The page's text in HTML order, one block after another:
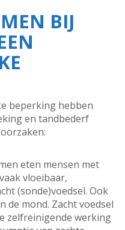
BIJ
beperking hebben
en tandbederf
eten mensen met
vloeibaar,
(sonde)voedsel. Ook
de mond. Zacht voedsel
zelfreinigende werking